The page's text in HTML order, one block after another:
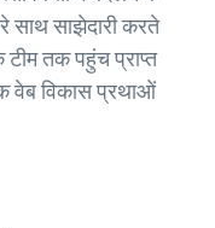
साथ साझेदारी करते
तक पहुंच प्राप्त
वेब विकास प्रथाओं